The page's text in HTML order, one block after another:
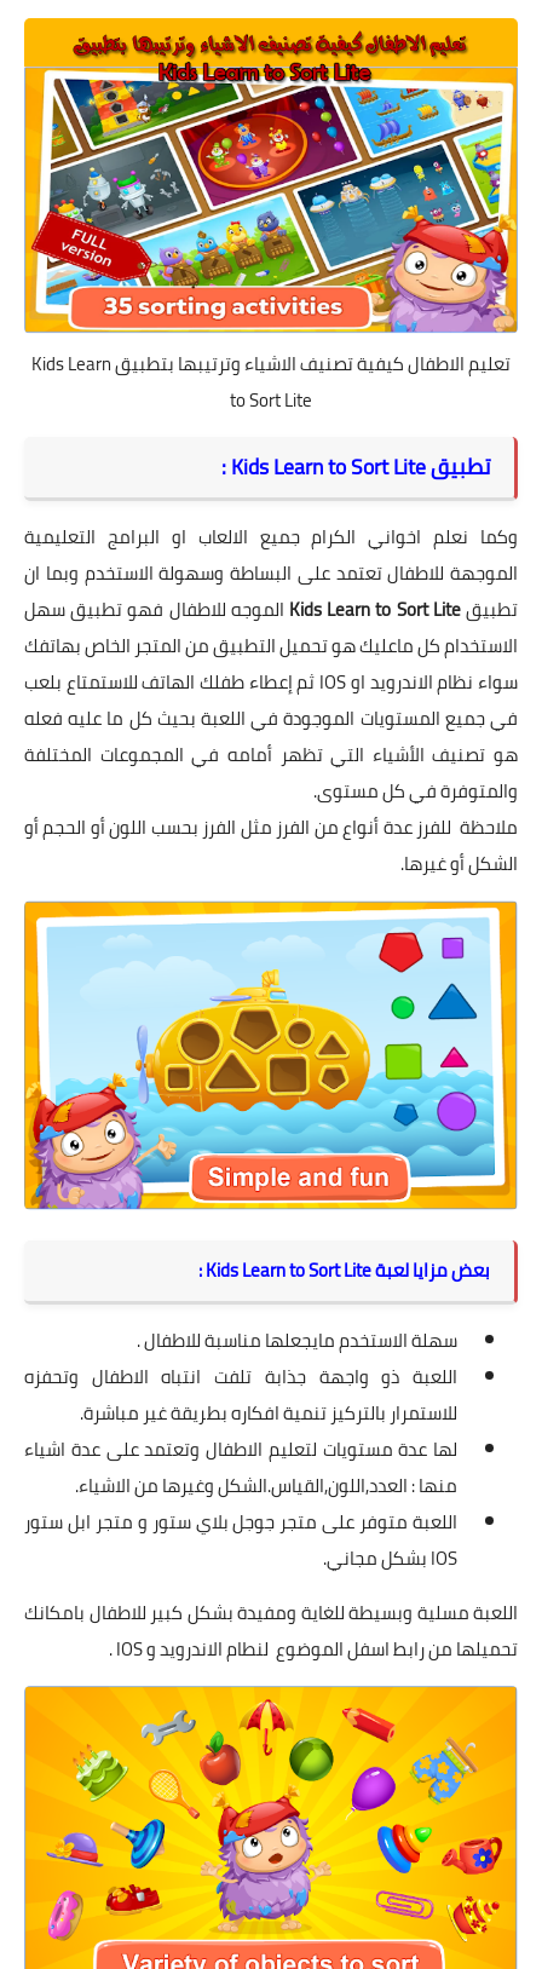
تعليم الاطفال كيفية تصنيف الاشياء وترتيبها بتطبيق Kids Learn
to Sort Lite
تطبيق Kids Learn to Sort Lite :
وكما نعلم اخواني الكرام جميع الالعاب او البرامج التعليمية
الموجهة للاطفال تعتمد على البساطة وسهولة الاستخدم وبما ان
تطبيقKids Learn to Sort Lite الموجه للاطفال فهو تطبيق سهل
الاستخدام كل ماعليك هو تحميل التطبيق من المتجر الخاص بهاتفك
سواء نظام الاندرويد او IOS ثم إعطاء طفلك الهاتف للاستمتاع بلعب
في جميع المستويات الموجودة في اللعبة بحيث كل ما عليه فعله
هو تصنيف الأشياء التي تظهر أمامه في المجموعات المختلفة
والمتوفرة في كل مستوى.
ملاحظة للفرز عدة أنواع من الفرز مثل الفرز بحسب اللون أو الحجم أو
الشكل أو غيرها.
بعض مزايا لعبة Kids Learn to Sort Lite :
سهلة الاستخدم مايجعلها مناسبة للاطفال .
اللعبة ذو واجهة جذابة تلفت انتباه الاطفال وتحفزه
للاستمرار بالتركيز تنمية افكاره بطريقة غير مباشرة.
لها عدة مستويات لتعليم الاطفال وتعتمد على عدة اشياء
منها : العدد,اللون,القياس.الشكل وغيرها من الاشياء.
اللعبة متوفر على متجر جوجل بلاي ستور و متجر ابل ستور
IOS بشكل مجاني.
اللعبة مسلية وبسيطة للغاية ومفيدة بشكل كبير للاطفال بامكانك
تحميلها من رابط اسفل الموضوع لنطام الاندرويد و IOS .